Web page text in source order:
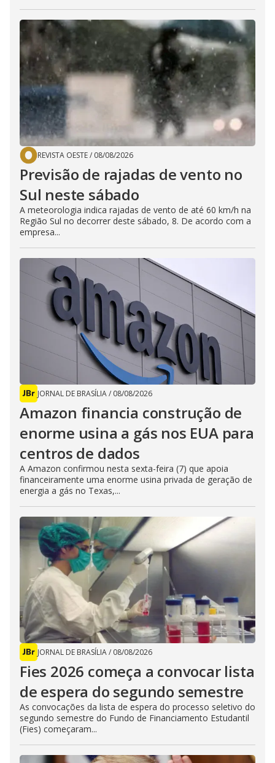
REVISTA OESTE/ 08/08/2026
Previsão de rajadas de vento no
Sul neste sábado
A meteorologia indica rajadas de vento de até 60 km/h na
Região Sul no decorrer deste sábado, 8. De acordo com a
empresa...
JORNAL DE BRASÍLIA/ 08/08/2026
Amazon financia construção de
enorme usina a gás nos EUA para
centros de dados
A Amazon confirmou nesta sexta-feira (7) que apoia
financeiramente uma enorme usina privada de geração de
energia a gás no Texas,...
JORNAL DE BRASÍLIA/ 08/08/2026
Fies 2026 começa a convocar lista
de espera do segundo semestre
As convocações da lista de espera do processo seletivo do
segundo semestre do Fundo de Financiamento Estudantil
(Fies) começaram...